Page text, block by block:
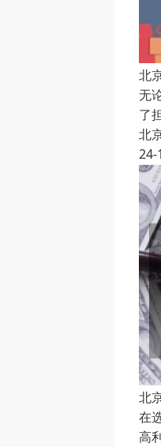
北
无
了
北
24-
北
在
高